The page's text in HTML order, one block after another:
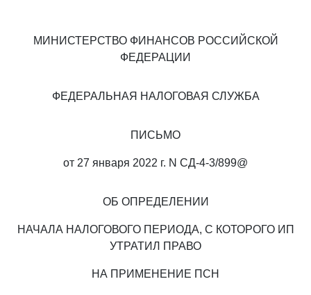
МИНИСТЕРСТВО ФИНАНСОВ РОССИЙСКОЙ
ФЕДЕРАЦИИ
ФЕДЕРАЛЬНАЯ НАЛОГОВАЯ СЛУЖБА
ПИСЬМО
от 27 января 2022 г. N СД-4-3/899@
ОБ ОПРЕДЕЛЕНИИ
НАЧАЛА НАЛОГОВОГО ПЕРИОДА, С КОТОРОГО ИП
УТРАТИЛ ПРАВО
НА ПРИМЕНЕНИЕ ПСН